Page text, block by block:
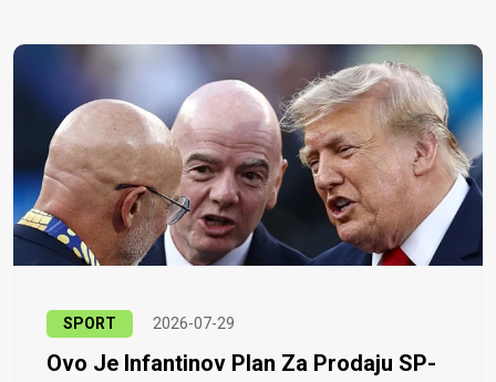
SPORT 2026-07-29
Ovo Je Infantinov Plan Za Prodaju SP-